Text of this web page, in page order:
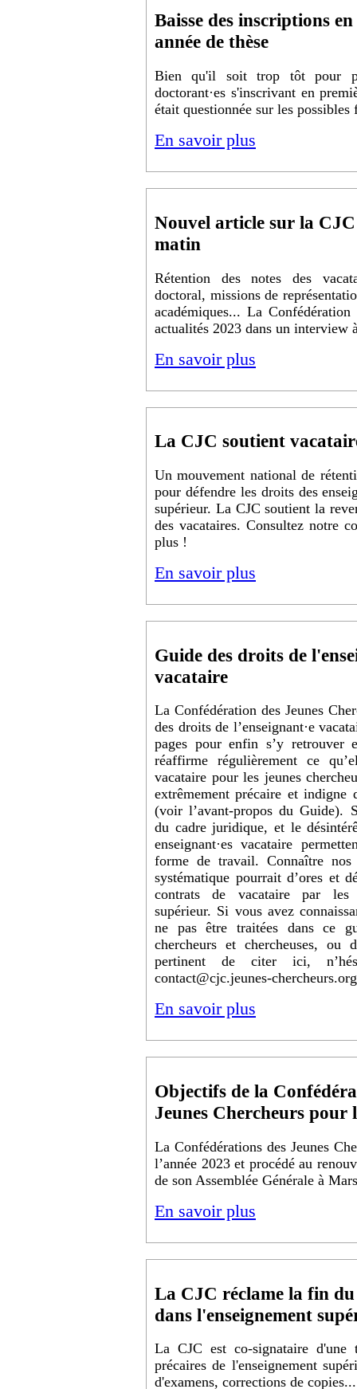
Baisse des inscriptions
année de thèse
Bien qu'il soit trop tôt pour
doctorant·es s'inscrivant en
était questionnée sur les
En savoir plus
Nouvel article sur la
matin
Rétention des notes des
doctoral, missions de
académiques... La Confédération
actualités 2023 dans un interview
En savoir plus
La CJC soutient
Un mouvement national de
pour défendre les droits des
supérieur. La CJC soutient la
des vacataires. Consultez notre
plus !
En savoir plus
Guide des droits de
vacataire
La Confédération des Jeunes
des droits de l’enseignant·e
pages pour enfin s’y
réaffirme régulièrement ce
vacataire pour les jeunes
extrêmement précaire et indigne
(voir l’avant-propos du Guide).
du cadre juridique, et le
enseignant·es vacataire
forme de travail. Connaître
systématique pourrait d’ores et
contrats de vacataire par les
supérieur. Si vous avez
ne pas être traitées dans ce
chercheurs et chercheuses,
pertinent de citer ici,
contact@cjc.jeunes-
En savoir plus
Objectifs de la
Jeunes Chercheurs pour
La Confédérations des Jeunes
l’année 2023 et procédé au
de son Assemblée Générale à
En savoir plus
La CJC réclame la fin
dans l'enseignement
La CJC est co-signataire
précaires de l'enseignement
d'examens, corrections de